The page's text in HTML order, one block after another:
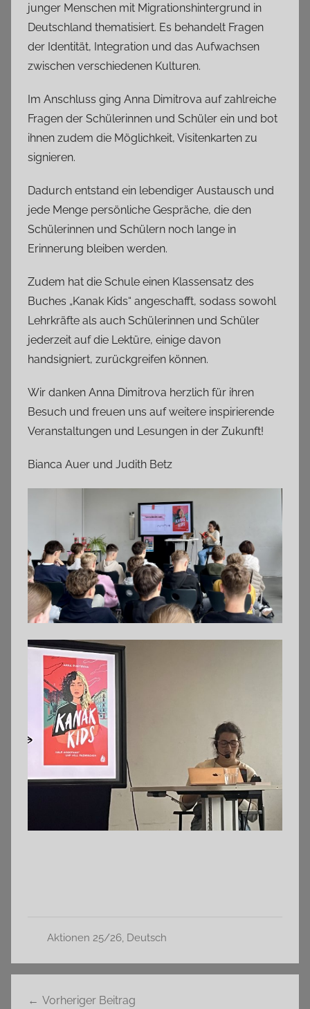
junger Menschen mit Migrationshintergrund in
Deutschland thematisiert. Es behandelt Fragen
der Identität, Integration und das Aufwachsen
zwischen verschiedenen Kulturen.
Im Anschluss ging Anna Dimitrova auf zahlreiche
Fragen der Schülerinnen und Schüler ein und bot
ihnen zudem die Möglichkeit, Visitenkarten zu
signieren.
Dadurch entstand ein lebendiger Austausch und
jede Menge persönliche Gespräche, die den
Schülerinnen und Schülern noch lange in
Erinnerung bleiben werden.
Zudem hat die Schule einen Klassensatz des
Buches „Kanak Kids“ angeschafft, sodass sowohl
Lehrkräfte als auch Schülerinnen und Schüler
jederzeit auf die Lektüre, einige davon
handsigniert, zurückgreifen können.
Wir danken Anna Dimitrova herzlich für ihren
Besuch und freuen uns auf weitere inspirierende
Veranstaltungen und Lesungen in der Zukunft!
Bianca Auer und Judith Betz
Aktionen 25/26, Deutsch
Vorheriger Beitrag